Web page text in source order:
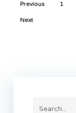
Previous 1
Next